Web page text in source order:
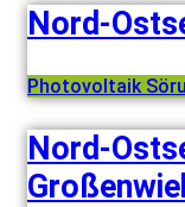
Nord-
Photovoltaik
Nord-